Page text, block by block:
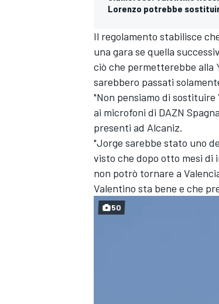
Lorenzo potrebbe
Il regolamento stabilisce
una gara se quella
ciò che permetterebbe alla
sarebbero passati
"Non pensiamo di
ai microfoni di DAZN
presenti ad Alcaniz.
"Jorge sarebbe stato uno
visto che dopo otto mesi di
non potrò tornare a
Valentino sta bene e che
50